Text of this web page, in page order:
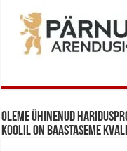
Oleme ühinenud
koolil on baastaseme